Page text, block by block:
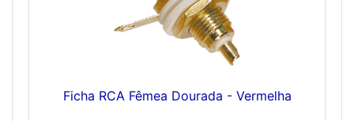
Ficha RCA Fêmea Dourada - Vermelha